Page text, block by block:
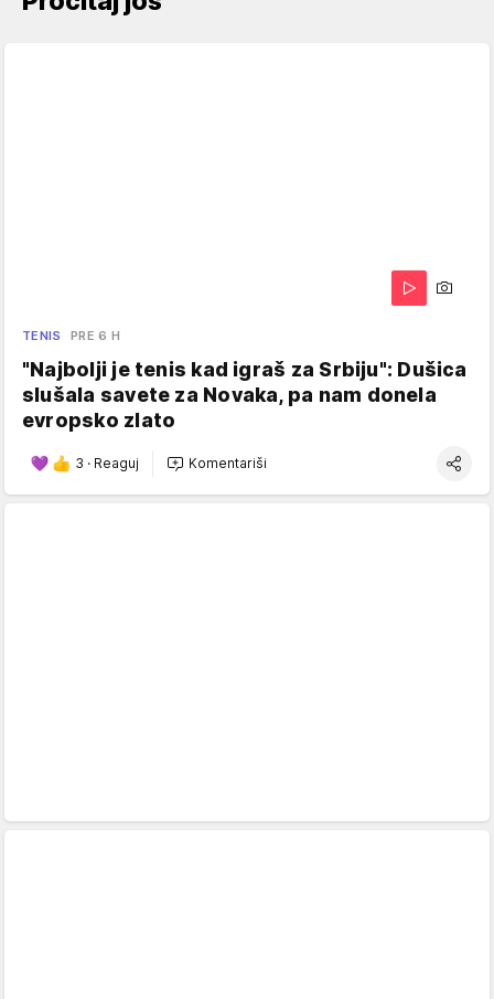
TENIS PRE 6 H
"Najbolji je tenis kad igraš za Srbiju": Dušica
slušala savete za Novaka, pa nam donela
evropsko zlato
3 · Reaguj Komentariši